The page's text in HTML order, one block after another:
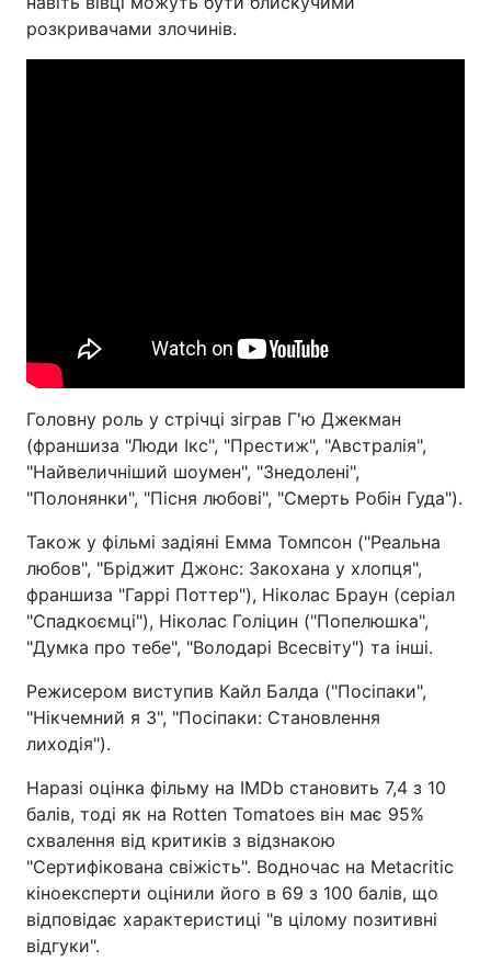
розкривачами злочинів.
Головну роль у стрічці зіграв Г'ю Джекман
(франшиза "Люди Ікс", "Престиж", "Австралія",
"Найвеличніший шоумен", "Знедолені",
"Полонянки", "Пісня любові", "Смерть Робін Гуда").
Також у фільмі задіяні Емма Томпсон ("Реальна
любов", "Бріджит Джонс: Закохана у хлопця",
франшиза "Гаррі Поттер"), Ніколас Браун (серіал
"Спадкоємці"), Ніколас Голіцин ("Попелюшка",
"Думка про тебе", "Володарі Всесвіту") та інші.
Режисером виступив Кайл Балда ("Посіпаки",
"Нікчемний я 3", "Посіпаки: Становлення
лиходія").
Наразі оцінка фільму на IMDb становить 7,4 з 10
балів, тоді як на Rotten Tomatoes він має 95%
схвалення від критиків з відзнакою
"Сертифікована свіжість". Водночас на Metacritic
кіноексперти оцінили його в 69 з 100 балів, що
відповідає характеристиці "в цілому позитивні
відгуки".